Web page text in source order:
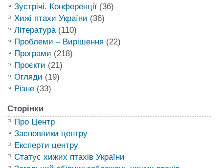
Зустрічі. Конференції(36)
Хижі птахи України (36)
Література(110)
Проблеми – Вирішення (22)
Програми (218)
Проєкти (21)
Огляди (19)
Різне(33)
Сторінки
Про Центр
Засновники центру
Експерти центру
Статус хижих птахів України